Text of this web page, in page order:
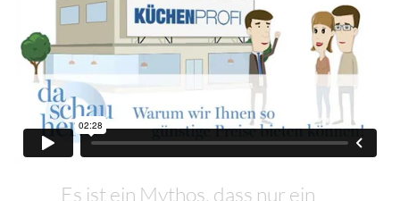
Es ist ein Mythos, dass nur ein